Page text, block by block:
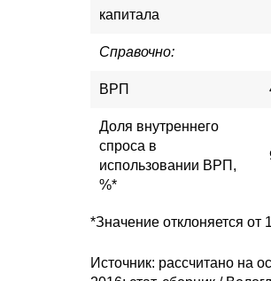
капитала
Справочно:
ВРП
Доля внутреннего
спроса в
использовании ВРП,
%*
*Значение отклоняется от
Источник: рассчитано на